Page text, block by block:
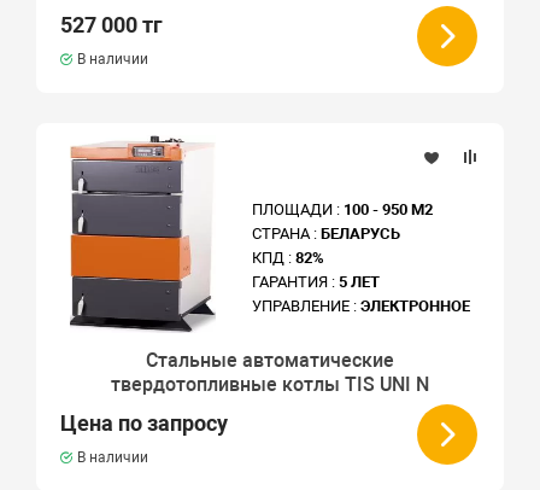
527 000 тг
В наличии
ПЛОЩАДИ : 100 - 950 М2
СТРАНА :БЕЛАРУСЬ
КПД :82%
ГАРАНТИЯ :5 ЛЕТ
УПРАВЛЕНИЕ :ЭЛЕКТРОННОЕ
Стальные автоматические
твердотопливные котлы TIS UNI N
Цена по запросу
В наличии